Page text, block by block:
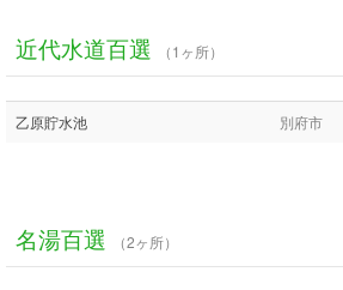
近代水道百選 （1ヶ所）
乙原貯水池 別府市
名湯百選 （2ヶ所）